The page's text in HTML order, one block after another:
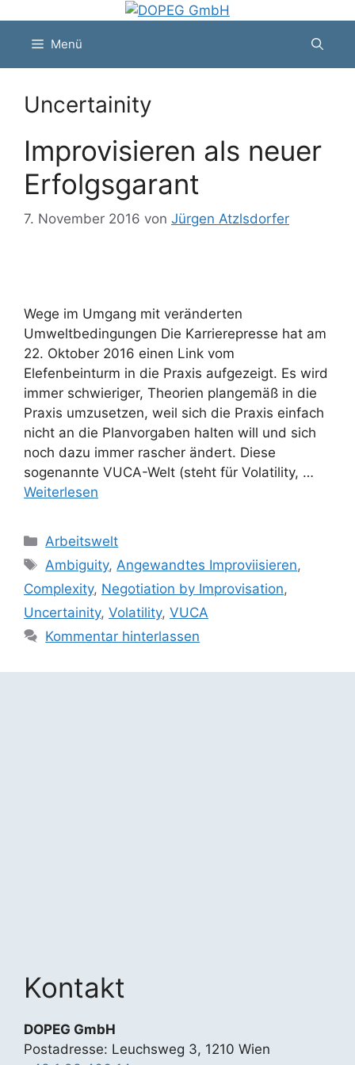
springenMenü
Uncertainity
Improvisieren als neuer
Erfolgsgarant
7. November 2016 von Jürgen Atzlsdorfer
Wege im Umgang mit veränderten
Umweltbedingungen Die Karrierepresse hat am
22. Oktober 2016 einen Link vom
Elefenbeinturm in die Praxis aufgezeigt. Es wird
immer schwieriger, Theorien plangemäß in die
Praxis umzusetzen, weil sich die Praxis einfach
nicht an die Planvorgaben halten will und sich
noch dazu immer rascher ändert. Diese
sogenannte VUCA-Welt (steht für Volatility, …
Weiterlesen
Kategorien
Arbeitswelt
Schlagwörter
Ambiguity,Angewandtes Improviisieren,
Complexity, Negotiation by Improvisation,
Uncertainity, Volatility, VUCA
Kommentar hinterlassen
Kontakt
DOPEG GmbH
Postadresse: Leuchsweg 3, 1210 Wien